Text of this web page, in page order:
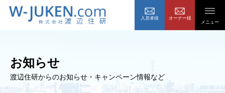
入居者様 オーナー様
メニュー
お知らせ
渡辺住研からのお知らせ・キャンペーン情報など